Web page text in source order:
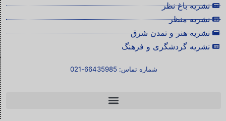
نشریه باغ نظر
نشریه منظر
نشریه هنر و تمدن شرق
نشریه گردشگری و فرهنگ
شماره تماس: 66435985-021